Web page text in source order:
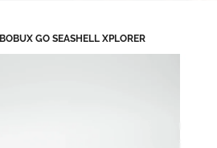
BOBUX GO SEASHELL XPLORER